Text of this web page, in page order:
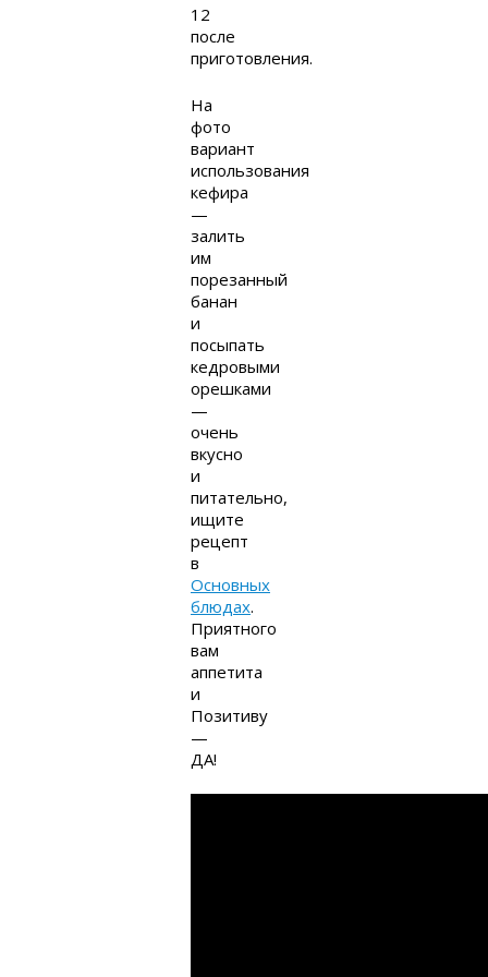
12
после
приготовления.
На
фото
вариант
использования
кефира
—
залить
им
порезанный
банан
и
посыпать
кедровыми
орешками
—
очень
вкусно
и
питательно,
ищите
рецепт
в
Основных
блюдах.
Приятного
вам
аппетита
и
Позитиву
—
ДА!